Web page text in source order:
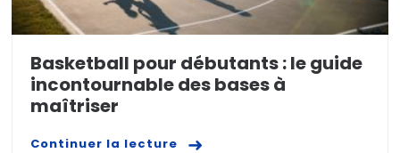
Basketball pour débutants : le guide
incontournable des bases à
maîtriser
Continuer la lecture